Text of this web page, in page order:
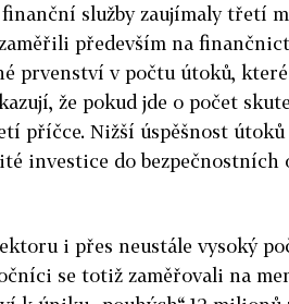
služby zaujímaly třetí
především na
prvenství v počtu útoků,
že pokud jde o počet
příčce. Nižší úspěšnost
investice do bezpečnostních
i přes neustále vysoký
se totiž zaměřovali na